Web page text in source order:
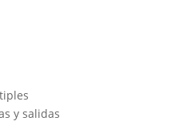
y salidas